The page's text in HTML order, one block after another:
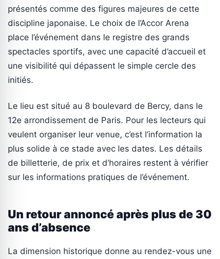
présentés comme des figures majeures de cette
discipline japonaise. Le choix de l’Accor Arena
place l’événement dans le registre des grands
spectacles sportifs, avec une capacité d’accueil et
une visibilité qui dépassent le simple cercle des
initiés.
Le lieu est situé au 8 boulevard de Bercy, dans le
12e arrondissement de Paris. Pour les lecteurs qui
veulent organiser leur venue, c’est l’information la
plus solide à ce stade avec les dates. Les détails
de billetterie, de prix et d’horaires restent à vérifier
sur les informations pratiques de l’événement.
Un retour annoncé après plus de 30
ans d’absence
La dimension historique donne au rendez-vous une